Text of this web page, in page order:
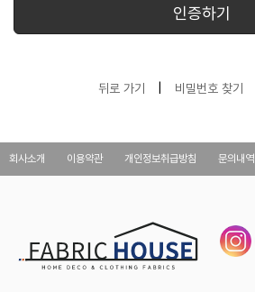
인증하기
뒤로 가기 비밀번호 찾기
회사소개 이용약관 개인정보취급방침 문의내역